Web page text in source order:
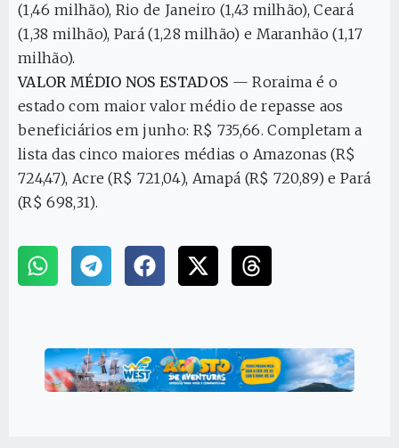
(1,46 milhão), Rio de Janeiro (1,43 milhão), Ceará
(1,38 milhão), Pará (1,28 milhão) e Maranhão (1,17
milhão).
VALOR MÉDIO NOS ESTADOS — Roraima é o
estado com maior valor médio de repasse aos
beneficiários em junho: R$ 735,66. Completam a
lista das cinco maiores médias o Amazonas (R$
724,47), Acre (R$ 721,04), Amapá (R$ 720,89) e Pará
(R$ 698,31).